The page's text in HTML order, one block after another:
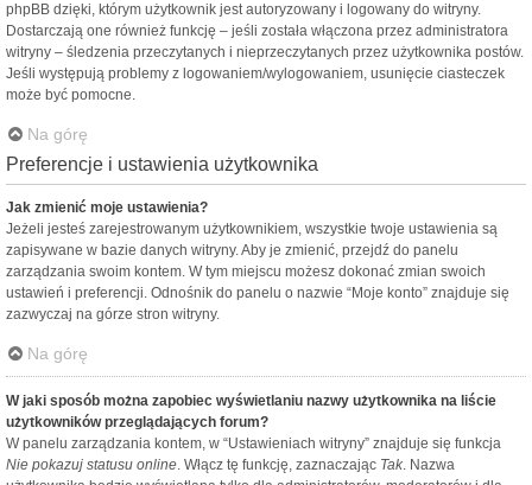
phpBB dzięki, którym użytkownik jest autoryzowany i logowany do witryny.
Dostarczają one również funkcję – jeśli została włączona przez administratora
witryny – śledzenia przeczytanych i nieprzeczytanych przez użytkownika postów.
Jeśli występują problemy z logowaniem/wylogowaniem, usunięcie ciasteczek
może być pomocne.
Na górę
Preferencje i ustawienia użytkownika
Jak zmienić moje ustawienia?
Jeżeli jesteś zarejestrowanym użytkownikiem, wszystkie twoje ustawienia są
zapisywane w bazie danych witryny. Aby je zmienić, przejdź do panelu
zarządzania swoim kontem. W tym miejscu możesz dokonać zmian swoich
ustawień i preferencji. Odnośnik do panelu o nazwie “Moje konto” znajduje się
zazwyczaj na górze stron witryny.
Na górę
W jaki sposób można zapobiec wyświetlaniu nazwy użytkownika na liście
użytkowników przeglądających forum?
W panelu zarządzania kontem, w “Ustawieniach witryny” znajduje się funkcja
Nie pokazuj statusu online. Włącz tę funkcję, zaznaczając Tak. Nazwa